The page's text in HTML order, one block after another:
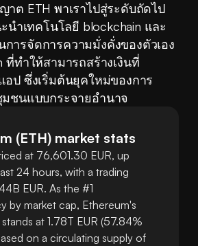
ต ETH พาเราไปสู่ระดับถัดไป
นำเทคโนโลยี blockchain และ
ารจัดการความมั่งคั่งของตัวเอง
ที่ทำให้สามารถสร้างเงินที่
ป ซึ่งเริ่มต้นยุคใหม่ของการ
ชนแบบกระจายอำนาจ
(ETH) market stats
at 76,601.30 EUR, up
24 hours, with a trading
EUR. As the #1
by market cap, Ethereum's
at 1.78T EUR (57.84%
on a circulating supply of